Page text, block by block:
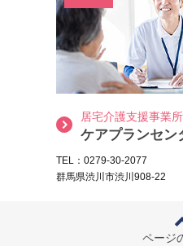
居宅介護支援事業所
ケアプランセン
TEL：0279-30-2077
群馬県渋川市渋川908-22
ページ